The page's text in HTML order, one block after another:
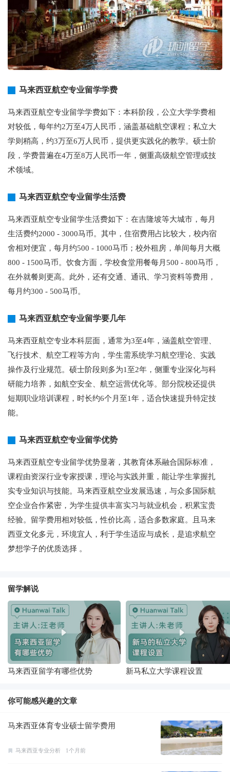
马来西亚航空专业留学学费
马来西亚航空专业留学学费如下：本科阶段，公立大学学费相
对较低，每年约2万至4万人民币，涵盖基础航空课程；私立大
学则稍高，约3万至6万人民币，提供更实践化的教学。硕士阶
段，学费普遍在4万至8万人民币一年，侧重高级航空管理或技
术领域。
马来西亚航空专业留学生活费
马来西亚航空专业留学生活费如下：在吉隆坡等大城市，每月
生活费约2000 - 3000马币。其中，住宿费用占比较大，校内宿
舍相对便宜，每月约500 - 1000马币；校外租房，单间每月大概
800 - 1500马币。饮食方面，学校食堂用餐每月500 - 800马币，
在外就餐则更高。此外，还有交通、通讯、学习资料等费用，
每月约300 - 500马币。
马来西亚航空专业留学要几年
马来西亚航空专业本科层面，通常为3至4年，涵盖航空管理、
飞行技术、航空工程等方向，学生需系统学习航空理论、实践
操作及行业规范。硕士阶段则多为1至2年，侧重专业深化与科
研能力培养，如航空安全、航空运营优化等。部分院校还提供
短期职业培训课程，时长约6个月至1年，适合快速提升特定技
能。
马来西亚航空专业留学优势
马来西亚航空专业留学优势显著，其教育体系融合国际标准，
课程由资深行业专家授课，理论与实践并重，能让学生掌握扎
实专业知识与技能。马来西亚航空业发展迅速，与众多国际航
空企业合作紧密，为学生提供丰富实习与就业机会，积累宝贵
经验。留学费用相对较低，性价比高，适合多数家庭。且马来
西亚文化多元，环境宜人，利于学生适应与成长，是追求航空
梦想学子的优质选择 。
留学解说
马来西亚留学有哪些优势 新马私立大学课程设置
你可能感兴趣的文章
马来西亚体育专业硕士留学费用
马来西亚专业分析 1个月前